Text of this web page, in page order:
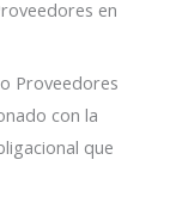
en
Proveedores
con la
que